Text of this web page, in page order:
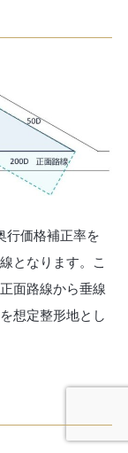
行価格補正率を
となります。こ
面路線から垂線
想定整形地とし